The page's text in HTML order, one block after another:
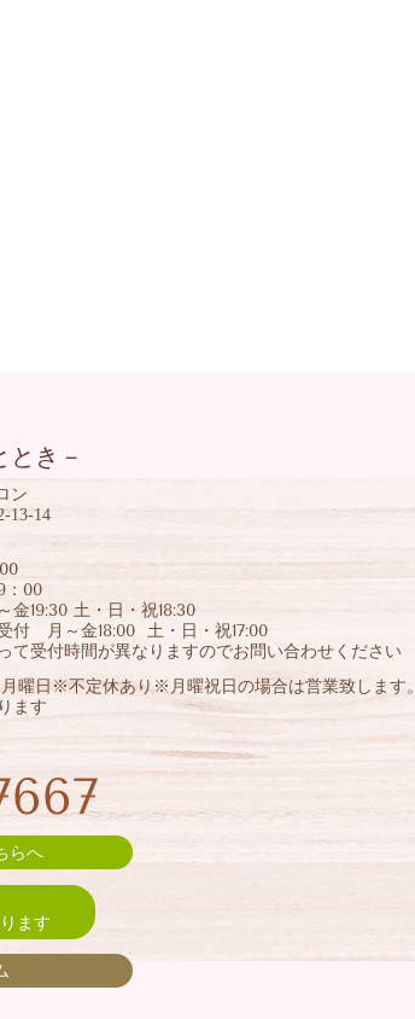
とき－
ン
13-14
：00
19:30 土・日・祝18:30
付 月～金18:00 土・日・祝17:00
て受付時間が異なりますのでお問い合わせください
曜日※不定休あり※月曜祝日の場合は営業致します。
ます
らへ
ます